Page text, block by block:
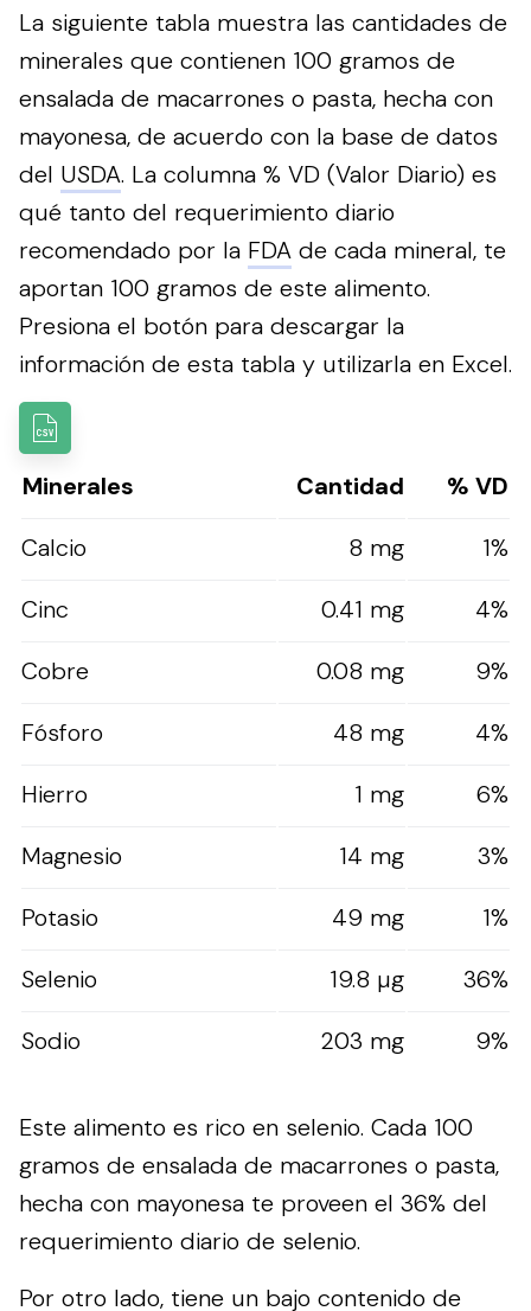
La siguiente tabla muestra las cantidades de
minerales que contienen 100 gramos de
ensalada de macarrones o pasta, hecha con
mayonesa, de acuerdo con la base de datos
del USDA. La columna % VD (Valor Diario) es
qué tanto del requerimiento diario
recomendado por la FDA de cada mineral, te
aportan 100 gramos de este alimento.
Presiona el botón para descargar la
información de esta tabla y utilizarla en Excel.
Minerales Cantidad
% VD
Calcio
8 mg
1%
Cinc
0.41 mg
4%
Cobre
0.08 mg
9%
Fósforo
48 mg
4%
Hierro
1 mg
6%
Magnesio
14 mg
3%
Potasio
49 mg
1%
Selenio
19.8 µg
36%
Sodio
203 mg 9%
Este alimento es rico en selenio. Cada 100
gramos de ensalada de macarrones o pasta,
hecha con mayonesa te proveen el 36% del
requerimiento diario de selenio.
Por otro lado, tiene un bajo contenido de